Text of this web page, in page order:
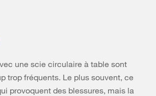
une scie circulaire à table sont
trop fréquents. Le plus souvent, ce
provoquent des blessures, mais la